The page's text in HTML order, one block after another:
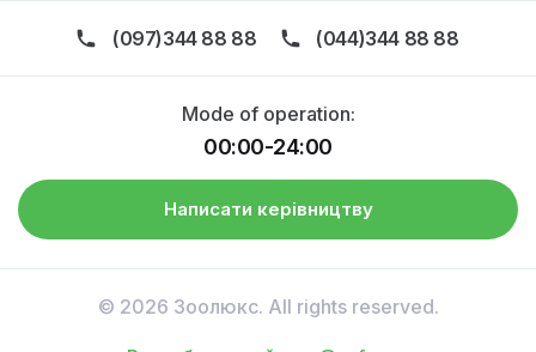
(097)344 88 88 (044)344 88 88
Mode of operation:
00:00-24:00
Написати керівництву
© 2026 Зоолюкс. All rights reserved.